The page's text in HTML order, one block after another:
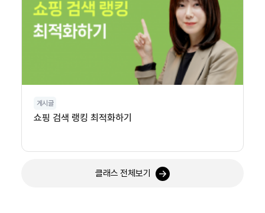
게시글
쇼핑 검색 랭킹 최적화하기
클래스 전체보기